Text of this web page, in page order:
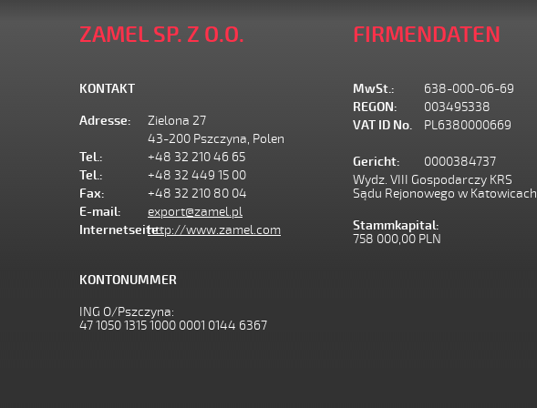
ZAMEL SP. Z O.O.
KONTAKT
Adresse:
Zielona 27
43-200 Pszczyna, Polen
Tel.:
+48 32 210 46 65
Tel.:
+48 32 449 15 00
Fax:
+48 32 210 80 04
E-mail:
export@zamel.pl
Internetseite:http://www.zamel.com
KONTONUMMER
ING O/Pszczyna:
47 1050 1315 1000 0001 0144 6367
FIRMENDATEN
MwSt.:
638-000-06-69
REGON:
003495338
VAT ID No.
PL6380000669
Gericht:
0000384737
Wydz. VIII Gospodarczy KRS
Sądu Rejonowego w Katowicach
Stammkapital:
758 000,00 PLN